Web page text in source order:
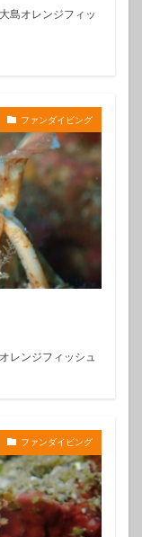
島オレンジフィッ
ファンダイビング
レンジフィッシュ
ファンダイビング